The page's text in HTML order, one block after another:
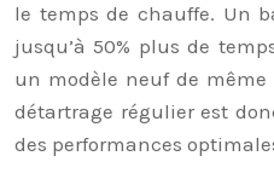
le temps de chauffe. Un
jusqu’à 50% plus de
un modèle neuf de
détartrage régulier est
des performances